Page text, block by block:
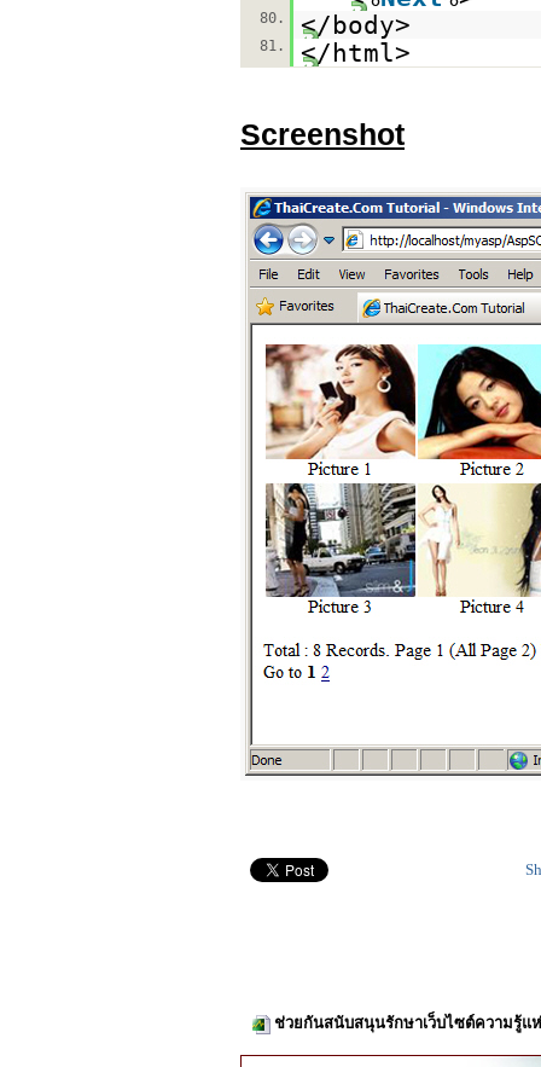
80. </body>
81. </html>
Screenshot
ช่วยกันสนับสนุนรักษาเว็บไซต์ความรู้แ